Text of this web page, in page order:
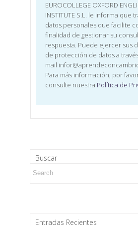
EUROCOLLEGE OXFORD
INSTITUTE S.L. le informa que
datos personales que facilite
finalidad de gestionar su
respuesta. Puede ejercer sus
de protección de datos a
mail
Para más información, por
consulte nuestra Política de
Buscar
Entradas Recientes